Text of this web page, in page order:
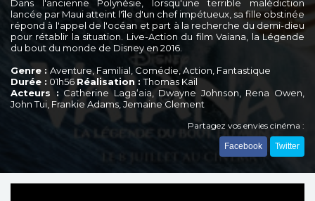
Dans l'ancienne Polynésie, lorsqu'une terrible malédiction
lancée par Maui atteint l'île d'un chef impétueux, sa fille obstinée
répond à l'appel de l'océan et part à la recherche du demi-dieu
pour rétablir la situation. Live-Action du film Vaiana, la Légende
du bout du monde de Disney en 2016.
Genre : Aventure, Familial, Comédie, Action, Fantastique
Durée : 01h56 Réalisation :Thomas Kail
Acteurs : Catherine Lagaʻaia, Dwayne Johnson, Rena Owen,
John Tui, Frankie Adams, Jemaine Clement
Partagez vos envies cinéma :
Facebook Twitter